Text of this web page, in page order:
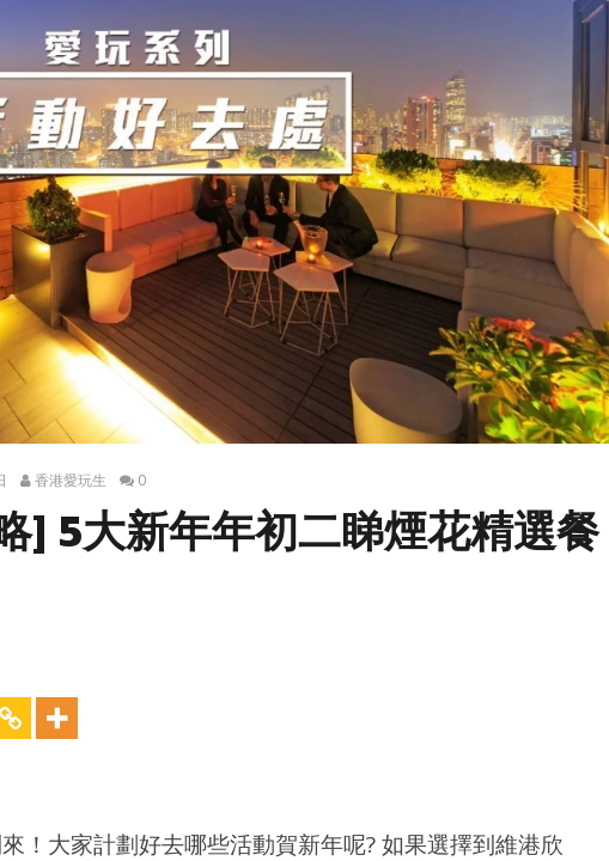
香港愛玩生 0
] 5大新年年初二睇煙花精選餐
！大家計劃好去哪些活動賀新年呢? 如果選擇到維港欣